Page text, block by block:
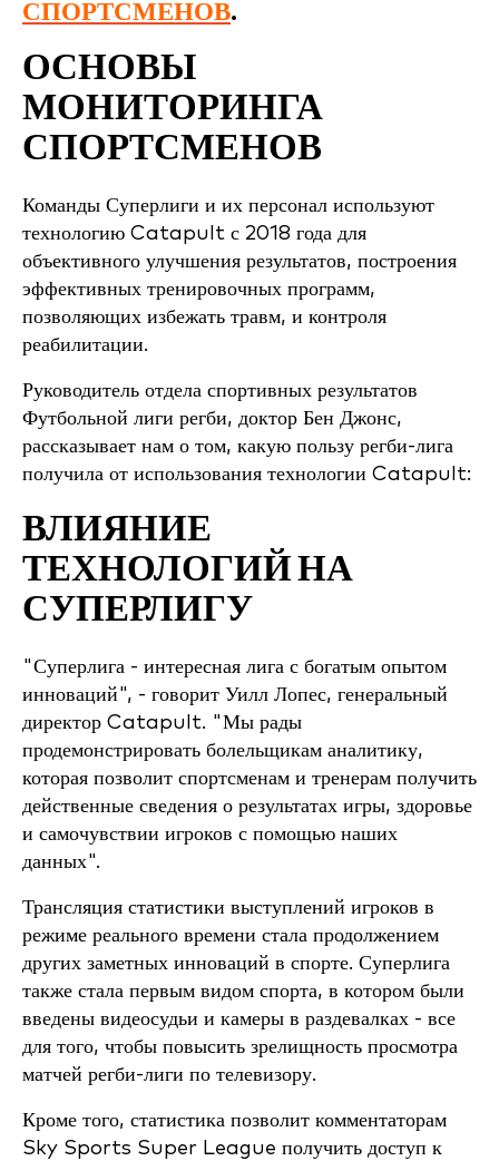
СПОРТСМЕНОВ.
ОСНОВЫ
МОНИТОРИНГА
СПОРТСМЕНОВ
Команды Суперлиги и их персонал используют
технологию Catapult с 2018 года для
объективного улучшения результатов, построения
эффективных тренировочных программ,
позволяющих избежать травм, и контроля
реабилитации.
Руководитель отдела спортивных результатов
Футбольной лиги регби, доктор Бен Джонс,
рассказывает нам о том, какую пользу регби-лига
получила от использования технологии Catapult:
ВЛИЯНИЕ
ТЕХНОЛОГИЙ НА
СУПЕРЛИГУ
"Суперлига - интересная лига с богатым опытом
инноваций", - говорит Уилл Лопес, генеральный
директор Catapult. "Мы рады
продемонстрировать болельщикам аналитику,
которая позволит спортсменам и тренерам получить
действенные сведения о результатах игры, здоровье
и самочувствии игроков с помощью наших
данных".
Трансляция статистики выступлений игроков в
режиме реального времени стала продолжением
других заметных инноваций в спорте. Суперлига
также стала первым видом спорта, в котором были
введены видеосудьи и камеры в раздевалках - все
для того, чтобы повысить зрелищность просмотра
матчей регби-лиги по телевизору.
Кроме того, статистика позволит комментаторам
Sky Sports Super League получить доступ к